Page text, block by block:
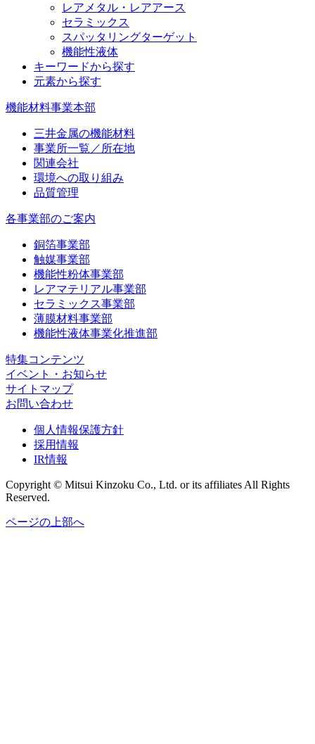
レアメタル・レアアース
セラミックス
スパッタリングターゲット
機能性液体
キーワードから探す
元素から探す
機能材料事業本部
三井金属の機能材料
事業所一覧／所在地
関連会社
環境への取り組み
品質管理
各事業部のご案内
銅箔事業部
触媒事業部
機能性粉体事業部
レアマテリアル事業部
セラミックス事業部
薄膜材料事業部
機能性液体事業化推進部
特集コンテンツ
イベント・お知らせ
サイトマップ
お問い合わせ
個人情報保護方針
採用情報
IR情報
Copyright © Mitsui Kinzoku Co., Ltd. or its affiliates All Rights
Reserved.
ページの上部へ